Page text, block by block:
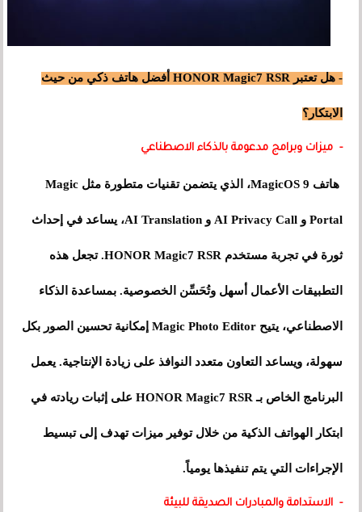
- هل تعتبر HONOR Magic7 RSR أفضل هاتف ذكي من حيث
الابتكار؟
- ميزات وبرامج مدعومة بالذكاء الاصطناعي
هاتف MagicOS 9، الذي يتضمن تقنيات متطورة مثل Magic
Portal و AI Privacy Call و AI Translation، يساعد في إحداث
ثورة في تجربة مستخدم HONOR Magic7 RSR. تجعل هذه
التطبيقات الأعمال أسهل وتُحَسِّن الخصوصية. بمساعدة الذكاء
الاصطناعي، يتيح Magic Photo Editor إمكانية تحسين الصور بكل
سهولة، ويساعد التعاون متعدد النوافذ على زيادة الإنتاجية. يعمل
البرنامج الخاص بـ HONOR Magic7 RSR على إثبات ريادته في
ابتكار الهواتف الذكية من خلال توفير ميزات تهدف إلى تبسيط
الإجراءات التي يتم تنفيذها يومياً.
- الاستدامة والمبادرات الصديقة للبيئة